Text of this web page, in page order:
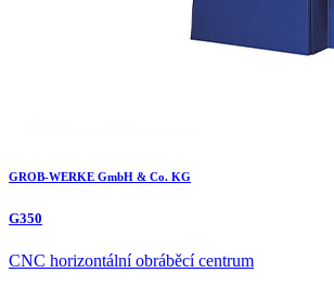
GROB-WERKE GmbH & Co. KG
G350
CNC horizontální obráběcí centrum